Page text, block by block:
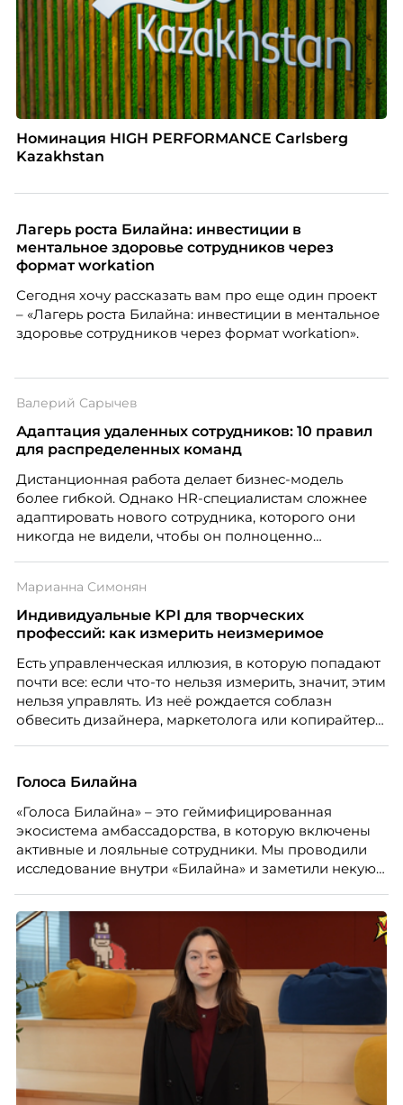
Номинация HIGH PERFORMANCE Carlsberg
Kazakhstan
Лагерь роста Билайна: инвестиции в
ментальное здоровье сотрудников через
формат workation
Сегодня хочу рассказать вам про еще один проект
– «Лагерь роста Билайна: инвестиции в ментальное
здоровье сотрудников через формат workation».
Валерий Сарычев
Адаптация удаленных сотрудников: 10 правил
для распределенных команд
Дистанционная работа делает бизнес-модель
более гибкой. Однако HR-специалистам сложнее
адаптировать нового сотрудника, которого они
никогда не видели, чтобы он полноценно
Марианна Симонян
Индивидуальные KPI для творческих
профессий: как измерить неизмеримое
Есть управленческая иллюзия, в которую попадают
почти все: если что-то нельзя измерить, значит, этим
нельзя управлять. Из неё рождается соблазн
обвесить дизайнера, маркетолога или копирайтера
Проблема в том, что так мы измеряем не ценность,
случай, где движение и результат могут не
совпадать вовсе.
Голоса Билайна
«Голоса Билайна» – это геймифицированная
экосистема амбассадорства, в которую включены
активные и лояльные сотрудники. Мы проводили
исследование внутри «Билайна» и заметили некую
благодарности и публичного признания.